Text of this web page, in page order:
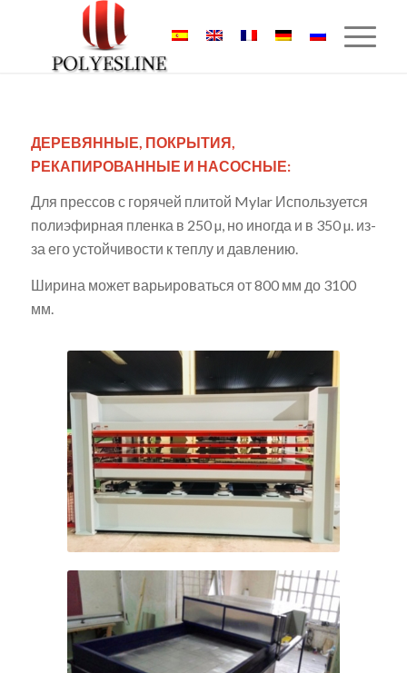
ДЕРЕВЯННЫЕ, ПОКРЫТИЯ,
РЕКАПИРОВАННЫЕ И НАСОСНЫЕ:
Для прессов с горячей плитой Mylar Используется
полиэфирная пленка в 250 µ, но иногда и в 350 µ. из-
за его устойчивости к теплу и давлению.
Ширина может варьироваться от 800 мм до 3100
мм.